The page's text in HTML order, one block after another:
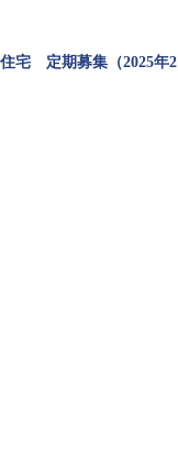
住宅 定期募集（2025年2